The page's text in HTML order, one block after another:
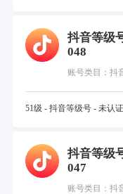
抖音等级
048
账号类目：抖
51级 - 抖音等级号 - 未认
抖音等级
047
账号类目：抖